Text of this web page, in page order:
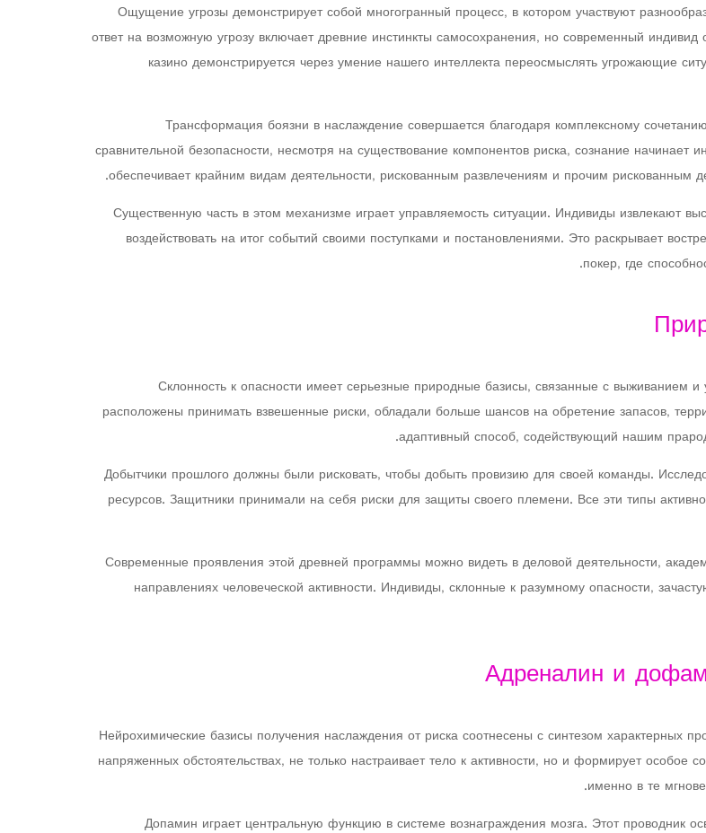
Ощущение угрозы демонстрирует собой многогранный процесс, в котором участвуют
ответ на возможную угрозу включает древние инстинкты самосохранения, но современный
казино демонстрируется через умение нашего интеллекта переосмыслять угрожающие
Трансформация боязни в наслаждение совершается благодаря комплексному
сравнительной безопасности, несмотря на существование компонентов риска, сознание начинает
обеспечивает крайним видам деятельности, рискованным развлечениям и прочим рискованным
Существенную часть в этом механизме играет управляемость ситуации. Индивиды извлекают
воздействовать на итог событий своими поступками и постановлениями. Это раскрывает
покер, где
Склонность к опасности имеет серьезные природные базисы, связанные с выживанием
расположены принимать взвешенные риски, обладали больше шансов на обретение запасов,
адаптивный способ, содействующий нашим
Добытчики прошлого должны были рисковать, чтобы добыть провизию для своей команды.
ресурсов. Защитники принимали на себя риски для защиты своего племени. Все эти типы
Современные проявления этой древней программы можно видеть в деловой деятельности,
направлениях человеческой активности. Индивиды, склонные к разумному опасности,
Адреналин и
Нейрохимические базисы получения наслаждения от риска соотнесены с синтезом характерных
напряженных обстоятельствах, не только настраивает тело к активности, но и формирует особое
именно в те
Допамин играет центральную функцию в системе вознаграждения мозга. Этот проводник